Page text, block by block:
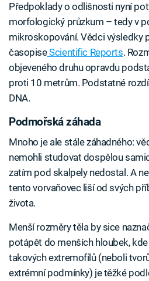
Předpoklady o odlišnosti nyní
morfologický průzkum – tedy v
mikroskopování. Vědci výsledky
časopiseScientific Reports.
objeveného druhu opravdu
proti 10 metrům. Podstatné
DNA.
Podmořská záhada
Mnoho je ale stále záhadného:
nemohli studovat dospělou
zatím pod skalpely nedostal. A
tento vorvaňovec liší od svých
života.
Menší rozměry těla by sice
potápět do menších hloubek,
takových extremofilů (neboli
extrémní podmínky) je těžké